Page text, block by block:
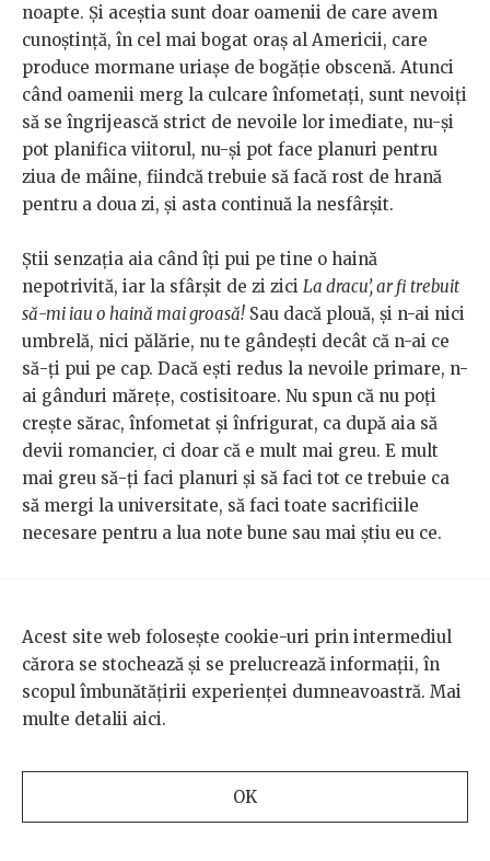
noapte. Și aceștia sunt doar oamenii de care avem
cunoștință, în cel mai bogat oraș al Americii, care
produce mormane uriașe de bogăție obscenă. Atunci
când oamenii merg la culcare înfometați, sunt nevoiți
să se îngrijească strict de nevoile lor imediate, nu-și
pot planifica viitorul, nu-și pot face planuri pentru
ziua de mâine, fiindcă trebuie să facă rost de hrană
pentru a doua zi, și asta continuă la nesfârșit.
Știi senzația aia când îți pui pe tine o haină
nepotrivită, iar la sfârșit de zi zici La dracu’, ar fi trebuit
să-mi iau o haină mai groasă! Sau dacă plouă, și n-ai nici
umbrelă, nici pălărie, nu te gândești decât că n-ai ce
să-ți pui pe cap. Dacă ești redus la nevoile primare, n-
ai gânduri mărețe, costisitoare. Nu spun că nu poți
crește sărac, înfometat și înfrigurat, ca după aia să
devii romancier, ci doar că e mult mai greu. E mult
mai greu să-ți faci planuri și să faci tot ce trebuie ca
să mergi la universitate, să faci toate sacrificiile
necesare pentru a lua note bune sau mai știu eu ce.
ne concentrăm pe excepții. America este minunată
fiindcă Barack Obama a fost președinte. Dar Barack
Obama a fost excepția.Toni Morrisone o excepție. Și,
dacă devenim o cultură a excepționalismului,
sunt structurate în moduri profund nedrepte.
Acest site web folosește cookie-uri prin intermediul
cărora se stochează și se prelucrează informații, în
scopul îmbunătățirii experienței dumneavoastră. Mai
multe detalii aici.
OK